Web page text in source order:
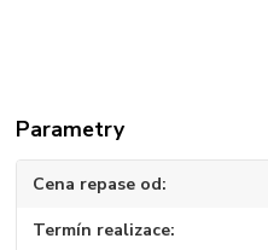
Parametry
Cena repase od
Termín realizace